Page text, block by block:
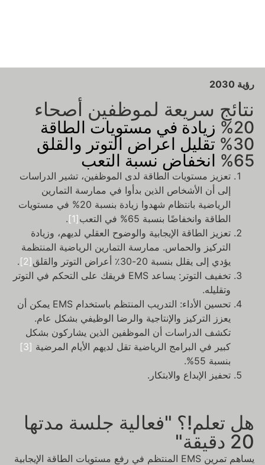
رؤية 2030
نتائج سريعة لموظفين أصحاء
%20 زيادة في مستويات الطاقة
%30 تقليل اعراض التوتر والقلق
%65 انخفاض نسبة التعب
تعزيز مستويات الطاقة لدى الموظفين، تشير الدراسات
إلى أن الأشخاص الذين بدأوا في ممارسة التمارين
الرياضية بانتظام شهدوا زيادة بنسبة 20% في مستويات
الطاقة وانخفاضًا بنسبة 65% في التعب
[1]
.
تعزيز الطاقة الإيجابية والوضوح العقلي لديهم، وزيادة
التركيز والحماس. ممارسة التمارين الرياضية المنتظمة
يؤدي إلى يقلل بنسبة 20-30٪ أعراض التوتر والقلق
[2]
.
تخفيف التوتر: يساعد EMS فريقك على التحكم في التوتر
وتقليله.
تحسين الأداء: التدريب المنتظم باستخدام EMS يمكن أن
يعزز التركيز والإنتاجية والرضا الوظيفي بشكل عام.
تكشف الدراسات أن الموظفين الذين يشاركون بشكل
كبير في البرامج الرياضية تقل لديهم الأيام المرضية [3]
بنسبة 55%.
تحفيز الإبداع والابتكار.
هل تعلم!؟ "فعالية جلسة مدتها
20 دقيقة"
يساهم تمرين EMS المنتظم في رفع مستويات الطاقة الإيجابية